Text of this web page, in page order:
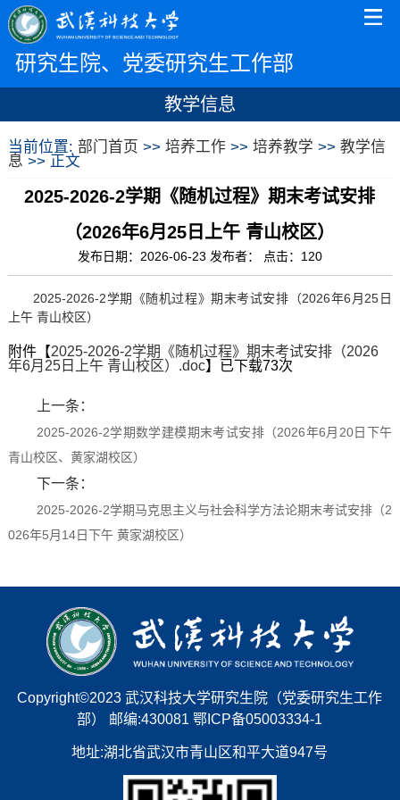
研究生院、党委研究生工作部
教学信息
当前位置: 部门首页 >> 培养工作 >> 培养教学 >> 教学信
息 >> 正文
2025-2026-2学期《随机过程》期末考试安排
（2026年6月25日上午 青山校区）
发布日期：2026-06-23 发布者： 点击： 120
2025-2026-2学期《随机过程》期末考试安排（2026年6月25日
上午 青山校区）
附件【2025-2026-2学期《随机过程》期末考试安排（2026
年6月25日上午 青山校区）.doc】已下载73次
上一条：
2025-2026-2学期数学建模期末考试安排（2026年6月20日下午
青山校区、黄家湖校区）
下一条：
2025-2026-2学期马克思主义与社会科学方法论期末考试安排（2
026年5月14日下午 黄家湖校区）
Copyright©2023 武汉科技大学研究生院（党委研究生工作
部） 邮编:430081 鄂ICP备05003334-1
地址:湖北省武汉市青山区和平大道947号